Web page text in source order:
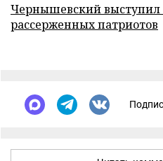
Чернышевский выступил
рассерженных патриотов